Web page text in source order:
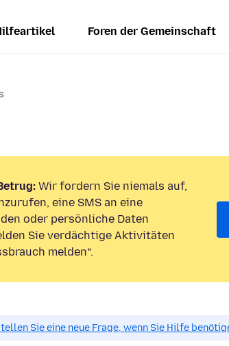
Foren der Gemeinschaft
Wir fordern Sie niemals auf,
eine SMS an eine
oder persönliche Daten
Sie verdächtige Aktivitäten
melden“.
Sie eine neue Frage, wenn Sie Hilfe